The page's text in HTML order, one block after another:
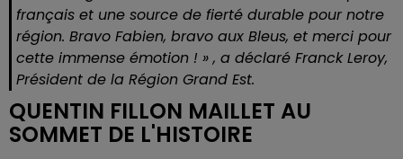
français et une source de fierté durable pour notre
région. Bravo Fabien, bravo aux Bleus, et merci pour
cette immense émotion ! » , a déclaré Franck Leroy,
Président de la Région Grand Est.
QUENTIN FILLON MAILLET AU
SOMMET DE L'HISTOIRE